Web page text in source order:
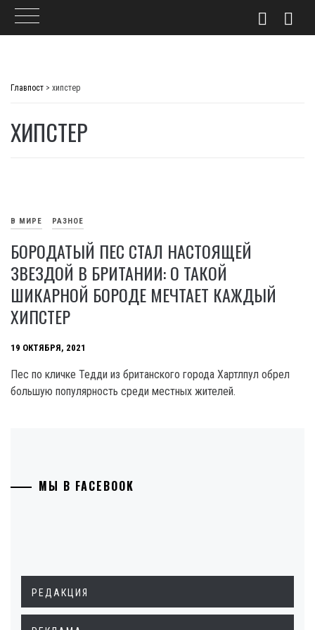
Главпост > хипстер
ХИПСТЕР
В МИРЕ РАЗНОЕ
БОРОДАТЫЙ ПЕС СТАЛ НАСТОЯЩЕЙ
ЗВЕЗДОЙ В БРИТАНИИ: О ТАКОЙ
ШИКАРНОЙ БОРОДЕ МЕЧТАЕТ КАЖДЫЙ
ХИПСТЕР
19 ОКТЯБРЯ, 2021
Пес по кличке Тедди из британского города Хартлпул обрел
большую популярность среди местных жителей.
МЫ В FACEBOOK
РЕДАКЦИЯ